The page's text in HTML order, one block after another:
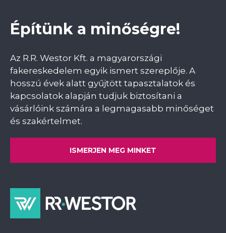
Építünk a minőségre!
Az R.R. Westor Kft. a magyarországi
fakereskedelem egyik ismert szereplője. A
hosszú évek alatt gyűjtött tapasztalatok és
kapcsolatok alapján tudjuk biztosítani a
vásárlóink számára a legmagasabb minőséget
és szakértelmet.
ISMERJEN MEG MINKET